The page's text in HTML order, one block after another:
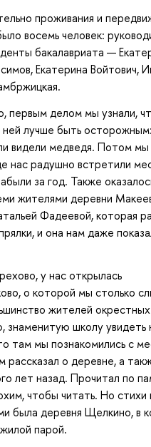
проживания и
восемь человек:
бакалавриата —
Екатерина Войтович,
первым делом мы узнали,
ней лучше быть осторожным:
видели медведя. Потом мы
нас радушно встретили
за год. Также
жителями деревни
Фадеевой, которая
и она нам даже
у нас открылась
о которой мы столько
жителей окрестных
знаменитую школу увидеть
там мы познакомились с
о деревне, а
лет назад. Прочитал по
чтобы читать. Но стихи
была деревня Щелкино, в
парой.